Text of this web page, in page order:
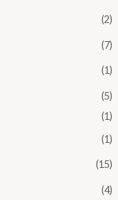
(2)
(7)
(1)
(5)
(1)
(1)
(15)
(4)